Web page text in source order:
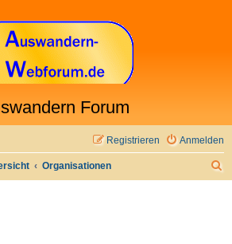
Forum
Anmelden
Registrieren
Organisationen